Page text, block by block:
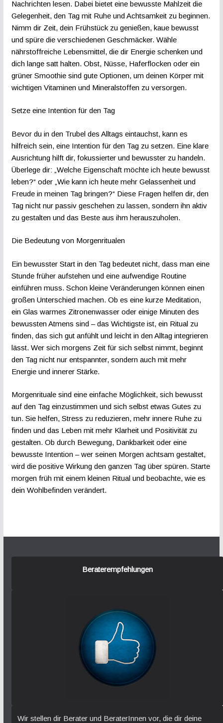
Nachrichten lesen. Dabei bietet eine bewusste Mahlzeit die
Gelegenheit, den Tag mit Ruhe und Achtsamkeit zu beginnen.
Nimm dir Zeit, dein Frühstück zu genießen, kaue bewusst
und spüre die verschiedenen Geschmäcker. Wähle
nährstoffreiche Lebensmittel, die dir Energie schenken und
dich lange satt halten. Obst, Nüsse, Haferflocken oder ein
grüner Smoothie sind gute Optionen, um deinen Körper mit
wichtigen Vitaminen und Mineralstoffen zu versorgen.
Setze eine Intention für den Tag
Bevor du in den Trubel des Alltags eintauchst, kann es
hilfreich sein, eine Intention für den Tag zu setzen. Eine klare
Ausrichtung hilft dir, fokussierter und bewusster zu handeln.
Überlege dir: „Welche Eigenschaft möchte ich heute bewusst
leben?“ oder „Wie kann ich heute mehr Gelassenheit und
Freude in meinen Tag bringen?“ Diese Fragen helfen dir, den
Tag nicht nur passiv geschehen zu lassen, sondern ihn aktiv
zu gestalten und das Beste aus ihm herauszuholen.
Die Bedeutung von Morgenritualen
Ein bewusster Start in den Tag bedeutet nicht, dass man eine
Stunde früher aufstehen und eine aufwendige Routine
einführen muss. Schon kleine Veränderungen können einen
großen Unterschied machen. Ob es eine kurze Meditation,
ein Glas warmes Zitronenwasser oder einige Minuten des
bewussten Atmens sind – das Wichtigste ist, ein Ritual zu
finden, das sich gut anfühlt und leicht in den Alltag integrieren
lässt. Wer sich morgens Zeit für sich selbst nimmt, beginnt
den Tag nicht nur entspannter, sondern auch mit mehr
Energie und innerer Stärke.
Morgenrituale sind eine einfache Möglichkeit, sich bewusst
auf den Tag einzustimmen und sich selbst etwas Gutes zu
tun. Sie helfen, Stress zu reduzieren, mehr innere Ruhe zu
finden und das Leben mit mehr Klarheit und Positivität zu
gestalten. Ob durch Bewegung, Dankbarkeit oder eine
bewusste Intention – wer seinen Morgen achtsam gestaltet,
wird die positive Wirkung den ganzen Tag über spüren. Starte
morgen früh mit einem kleinen Ritual und beobachte, wie es
dein Wohlbefinden verändert.
Beraterempfehlungen
Wir stellen dir Berater und BeraterInnen vor, die dir deine